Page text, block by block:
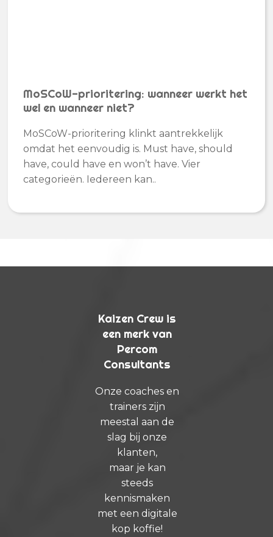
MoSCoW-prioritering: wanneer werkt het
wel en wanneer niet?
MoSCoW-prioritering klinkt aantrekkelijk
omdat het eenvoudig is. Must have, should
have, could have en won’t have. Vier
categorieën. Iedereen kan..
Kaizen Crew is
een merk van
Percom
Consultants
Onze coaches en
trainers zijn
meestal aan de
slag bij onze
klanten,
maar je kan
steeds
kennismaken
met een digitale
kop koffie!